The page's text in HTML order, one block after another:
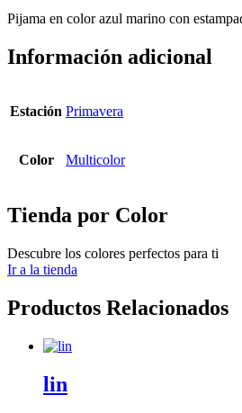
Pijama en color azul marino con
Información adicional
Estación Primavera
Color Multicolor
Tienda por Color
Descubre los colores perfectos para ti
Ir a la tienda
Productos Relacionados
lin